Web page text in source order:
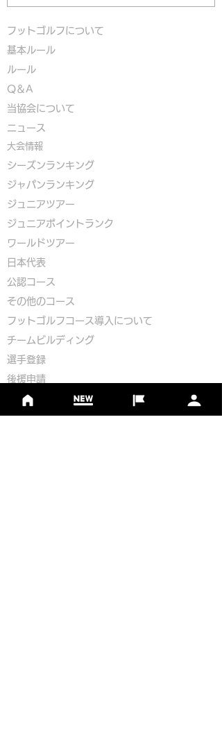
フットゴルフについて
基本ルール
ルール
Q＆A
​当協会について
​ニュース
大会情報
シーズンランキング
ジャパンランキング
ジュニアツアー
ジュニアポイントランク
​ワールドツアー
​​日本代表
公認コース
​その他のコース
​ フットゴルフコース導入について
​チームビルディング
選手登録​
​後援申請
​イベント依頼
プライバシーポリシー